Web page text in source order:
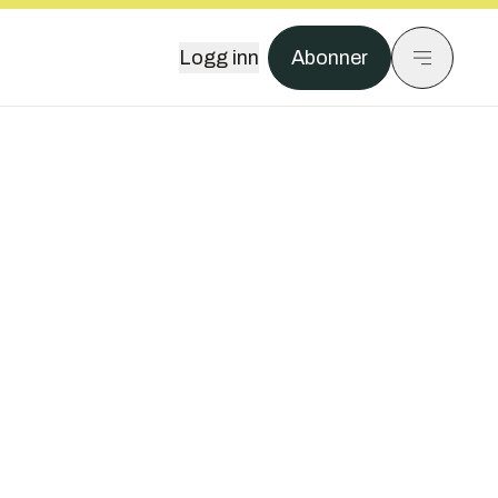
Logg inn Abonner